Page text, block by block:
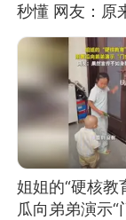
秒懂 网友：原
快乐长这样
姐姐的“硬核教
瓜向弟弟演示“